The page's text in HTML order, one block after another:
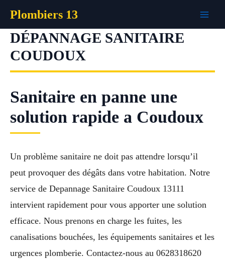
contenu
Plombiers 13
DÉPANNAGE SANITAIRE
COUDOUX
Sanitaire en panne une
solution rapide a Coudoux
Un problème sanitaire ne doit pas attendre lorsqu’il
peut provoquer des dégâts dans votre habitation. Notre
service de Depannage Sanitaire Coudoux 13111
intervient rapidement pour vous apporter une solution
efficace. Nous prenons en charge les fuites, les
canalisations bouchées, les équipements sanitaires et les
urgences plomberie. Contactez-nous au 0628318620